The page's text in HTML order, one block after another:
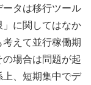
タは移行ツール
に関してはなか
えて並行稼働期
場合は問題が起
、短期集中でデ